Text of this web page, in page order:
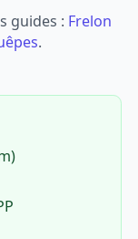
guides : Frelon
.